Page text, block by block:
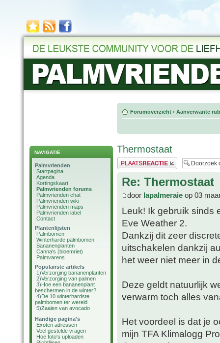
NAVIGATIE
Palmvrienden
Startpagina
Agenda
Kortingskaart
Palmvrienden forums
Palmvrienden chat
Palmvrienden wiki
Palmvrienden maps
Palmvrienden label
Contact
Plantenlijsten
Palmbomen
Winterharde palmbomen
Bananenplanten
Canna's (bloemriet)
Palmvarens
Populairste artikels
1)Verzorging bananenplanten
2)Verzorging van palmen
3)Hoe een bananenplant
beschermen in de winter?
4)De 10 winterhardste
palmbomen ter wereld
5)Zaaien van avocado
Handige pagina's
Exoten adressen
Veel gestelde vragen
Hoe foto's uploaden
Forumoverzicht ‹ Aanverwante
Thermostaat
Plaats een reactie
Re: Thermostaat
door lapalmeraie op 03
Leuk! Ik gebruik sinds
Eve Weather 2.
Dankzij dit zeer
uitschakelen dankzij
het weer niet meer in
Deze geldt natuurlijk
verwarm toch alles
Het voordeel is dat je
mijn TFA Klimalogg